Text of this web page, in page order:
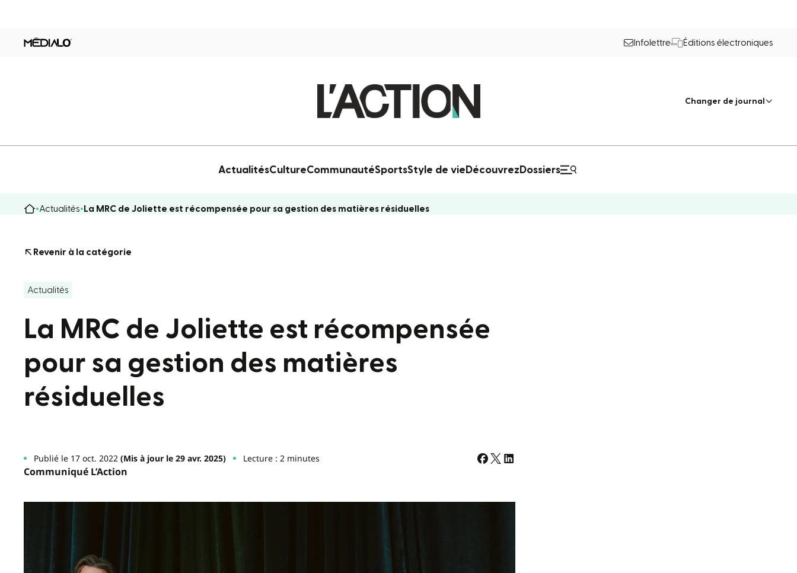
Infolettre Éditions électroniques
Changer de journal
ActualitésCultureCommunautéSportsStyle de vie Découvrez Dossiers
Actualités La MRC de Joliette est récompensée pour sa gestion des matières résiduelles
Revenir à la catégorie
Actualités
La MRC de Joliette est récompensée
pour sa gestion des matières
résiduelles
Publié le 17 oct. 2022 (Mis à jour le 29 avr. 2025) Lecture : 2 minutes
Communiqué L’Action